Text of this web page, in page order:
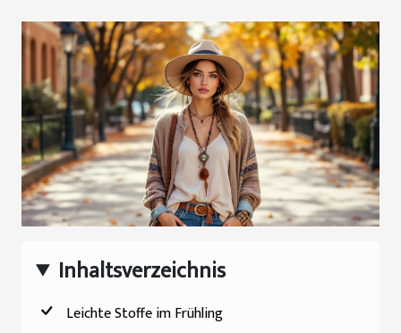
Inhaltsverzeichnis
Leichte Stoffe im Frühling